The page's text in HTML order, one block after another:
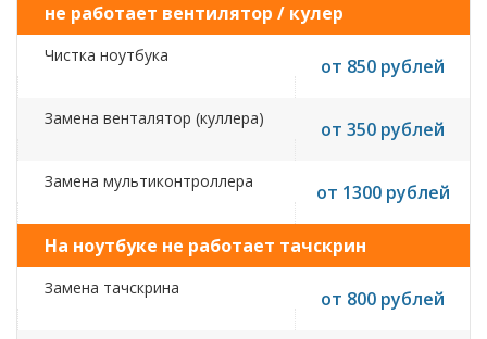
не работает вентилятор / кулер
Чистка ноутбука от 850 рублей
Замена венталятор (куллера) от 350 рублей
Замена мультиконтроллера от 1300 рублей
На ноутбуке не работает тачскрин
Замена тачскрина от 800 рублей